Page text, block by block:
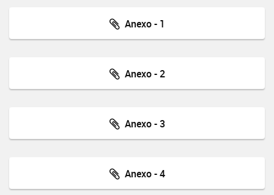
Anexo - 1
Anexo - 2
Anexo - 3
Anexo - 4